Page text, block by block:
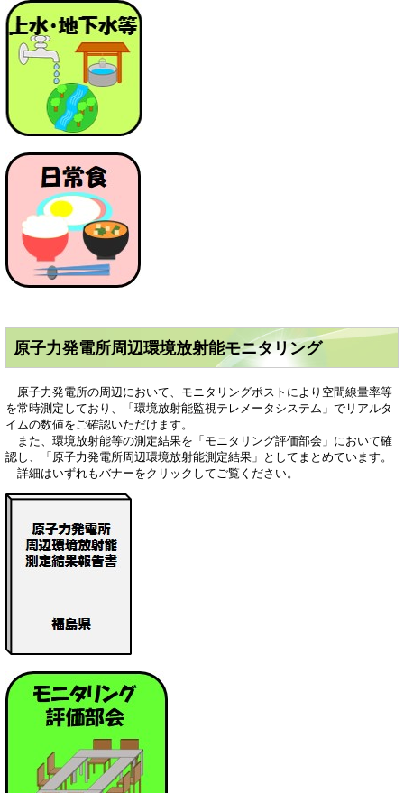
原子力発電所周辺環境放射能モニタリング
原子力発電所の周辺において、モニタリングポストにより空間線量率等
を常時測定しており、「環境放射能監視テレメータシステム」でリアルタ
イムの数値をご確認いただけます。
また、環境放射能等の測定結果を「モニタリング評価部会」において確
認し、「原子力発電所周辺環境放射能測定結果」としてまとめています。
詳細はいずれもバナーをクリックしてご覧ください。